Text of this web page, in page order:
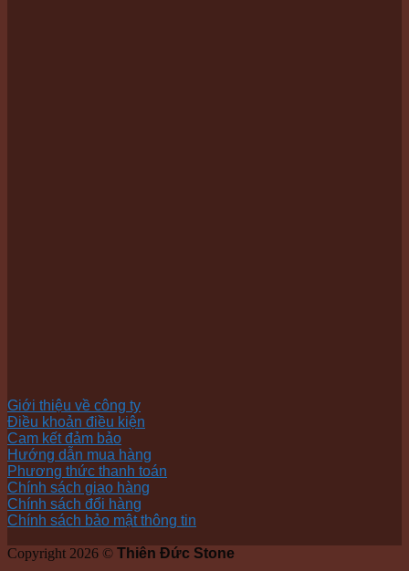
Giới thiệu về công ty
Điều khoản điều kiện
Cam kết đảm bảo
Hướng dẫn mua hàng
Phương thức thanh toán
Chính sách giao hàng
Chính sách đổi hàng
Chính sách bảo mật thông tin
Copyright 2026 © Thiên Đức Stone